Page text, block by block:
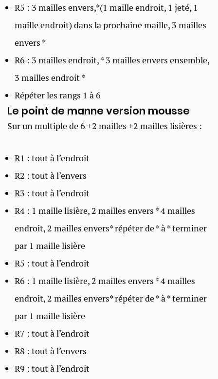
R5 : 3 mailles envers,*(1 maille endroit, 1 jeté, 1
maille endroit) dans la prochaine maille, 3 mailles
envers *
R6 : 3 mailles endroit, * 3 mailles envers ensemble,
3 mailles endroit *
Répéter les rangs 1 à 6
Le point de manne version mousse ​
Sur un multiple de 6 +2 mailles +2 mailles lisières :
R1 : tout à l’endroit
R2 : tout à l’envers
R3 : tout à l’endroit
R4 : 1 maille lisière, 2 mailles envers * 4 mailles
endroit, 2 mailles envers* répéter de * à * terminer
par 1 maille lisière
R5 : tout à l’endroit
R6 : 1 maille lisière, 2 mailles envers * 4 mailles
endroit, 2 mailles envers* répéter de * à * terminer
par 1 maille lisière
R7 : tout à l’endroit
R8 : tout à l’envers
R9 : tout à l’endroit